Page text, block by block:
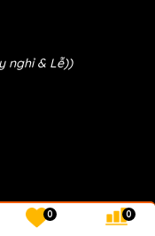
nghỉ & Lễ))
0 0